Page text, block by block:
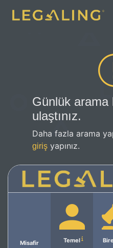
Günlük arama
ulaştınız.
Daha fazla arama
giriş yapınız.
Misafir Temel